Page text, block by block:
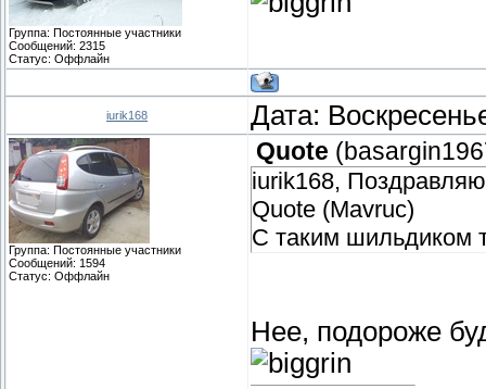
Группа: Постоянные участники
Сообщений: 2315
Статус: Оффлайн
iurik168 Дата:
Группа: Постоянные участники
Сообщений: 1594
Статус: Оффлайн
Quote (
iurik168,
Quote (Mavruc)
С таким шильдиком
Нее, подороже